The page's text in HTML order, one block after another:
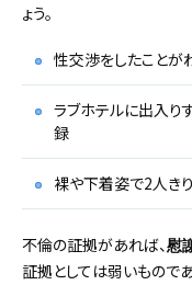
ょう。
性交渉をしたことが
ラブホテルに出入り
録
裸や下着姿で2人き
不倫の証拠があれば、慰
証拠としては弱いもので